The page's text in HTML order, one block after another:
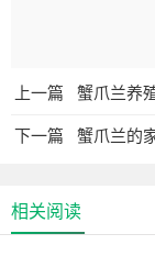
仙人掌嫁接蟹
仙人掌嫁接蟹爪
人掌生长环境的
1、 -- 环境温度
上一篇 蟹爪兰养
下一篇 蟹爪兰的
相关阅读